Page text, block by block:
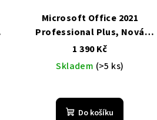
Microsoft Office 2021
Professional Plus, Nová
elektronická licence,
Multilingual
Levně, Doprava
zdarma
1 390 Kč
Skladem (>5 ks)
Do košíku